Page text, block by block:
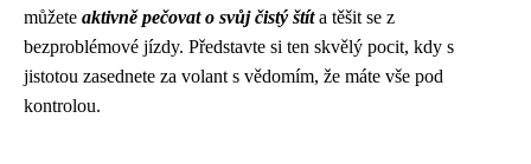
můžete aktivně pečovat o svůj čistý štíta těšit se z
bezproblémové jízdy. Představte si ten skvělý pocit, kdy s
jistotou zasednete za volant s vědomím, že máte vše pod
kontrolou.